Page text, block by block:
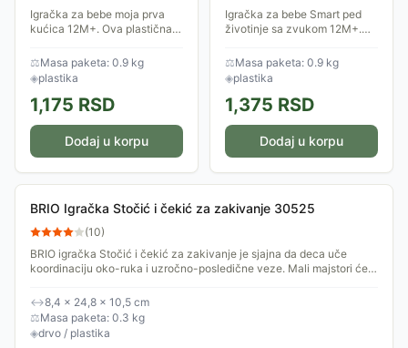
Igračka za bebe moja prva
kućica 12M+. Ova plastična i
napravljena je od
najkvalitetnije plastike.
Igračka je idealna za bebe
⚖Masa paketa: 0.9 kg
◈plastika
1,175 RSD
Dodaj u korpu
Igračka za bebe Smart ped
životinje sa zvukom 12M+.
igračka napravljena je od
najkvalitetnije plastike.
Igračka je idealna...
⚖Masa paketa: 0.9 kg
◈plastika
1,375 RSD
Dodaj u korpu
BRIO Igračka Stočić i čekić za zakivanje 30525
(10)
BRIO igračka Stočić i čekić za zakivanje je sjajna da deca uče
koordinaciju oko-ruka i uzročno-posledične veze. Mali majstori će
↔8,4 × 24,8 × 10,5 cm
⚖Masa paketa: 0.3 kg
◈drvo / plastika